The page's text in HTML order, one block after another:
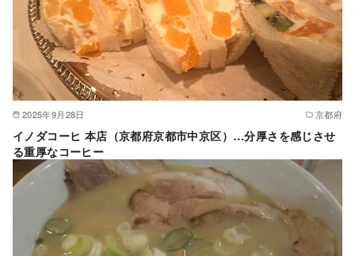
2025年9月28日 京都府
イノダコーヒ 本店（京都府京都市中京区）…分厚さを感じさせ
る重厚なコーヒー